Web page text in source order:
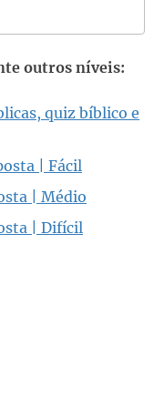
outros níveis:
quiz bíblico e
| Fácil
| Médio
| Difícil